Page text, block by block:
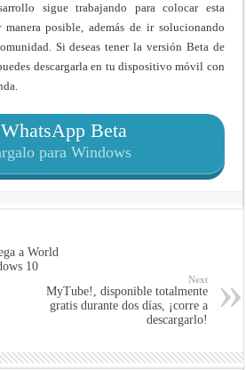
sigue trabajando para colocar esta
posible, además de ir solucionando
Si deseas tener la versión Beta de
descargarla en tu dispositivo móvil con
WhatsApp Beta
para Windows
a World
10
Next
MyTube!, disponible totalmente
gratis durante dos días, ¡corre a
descargarlo!